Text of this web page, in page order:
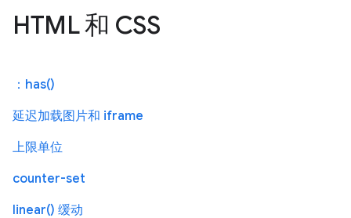
HTML 和 CSS
：has()
延迟加载图片和 iframe
上限单位
counter-set
linear() 缓动